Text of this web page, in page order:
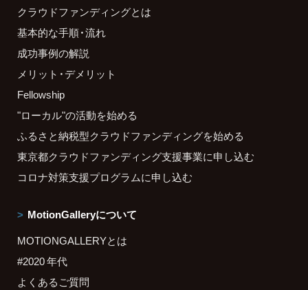
クラウドファンディングとは
基本的な手順・流れ
成功事例の解説
メリット・デメリット
Fellowship
"ローカル"の活動を始める
ふるさと納税型クラウドファンディングを始める
東京都クラウドファンディング支援事業に申し込む
コロナ対策支援プログラムに申し込む
MotionGalleryについて
MOTIONGALLERYとは
#2020 年代
よくあるご質問